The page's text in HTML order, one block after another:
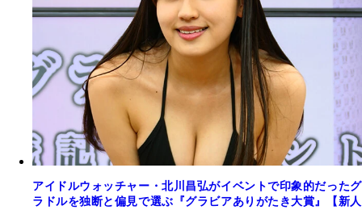
アイドルウォッチャー・北川昌弘がイベントで印象的だったグ
ラドルを独断と偏見で選ぶ『グラビアありがたき大賞』【新人